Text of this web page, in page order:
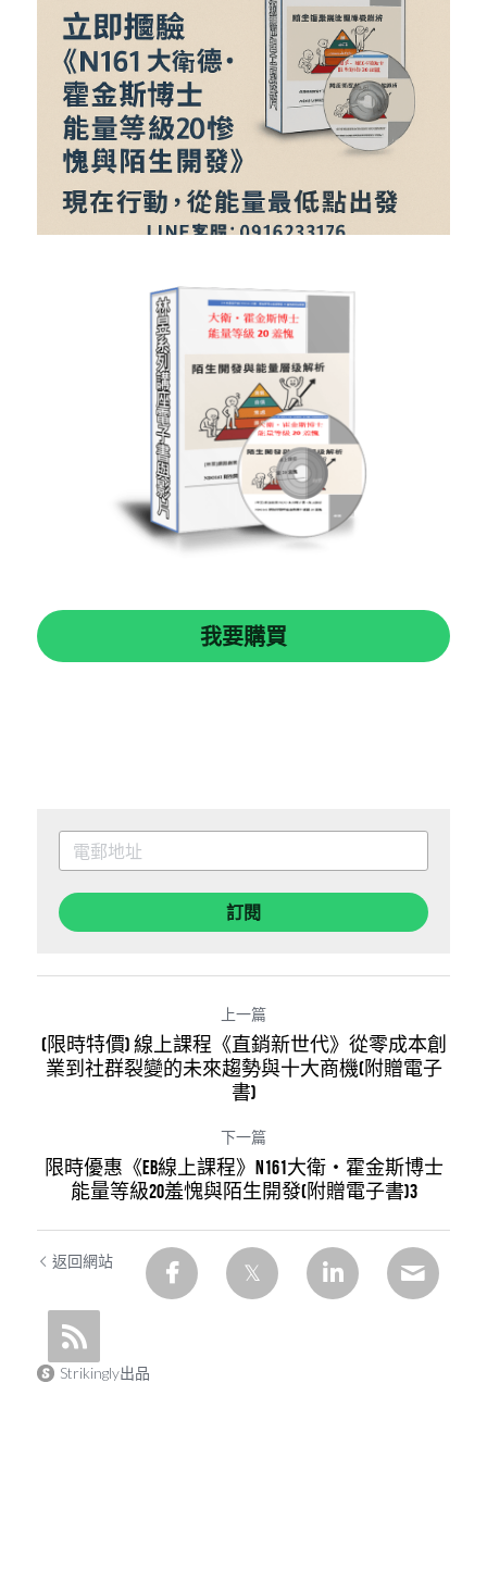
我要購買
訂閱
上一篇
(限時特價) 線上課程《直銷新世代》從零成本創
業到社群裂變的未來趨勢與十大商機(附贈電子
書)
下一篇
限時優惠《EB線上課程》N161大衛・霍金斯博士
能量等級20羞愧與陌生開發(附贈電子書)3
返回網站
Strikingly出品